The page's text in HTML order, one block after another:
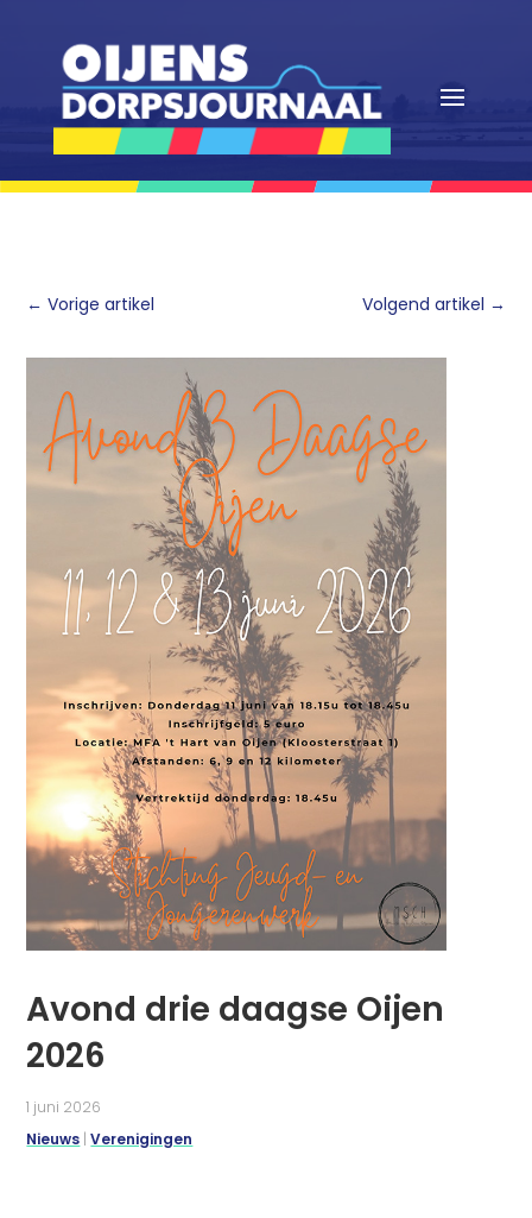
←Vorige artikel Volgend artikel →
Avond drie daagse Oijen
2026
1 juni 2026
Nieuws |Verenigingen